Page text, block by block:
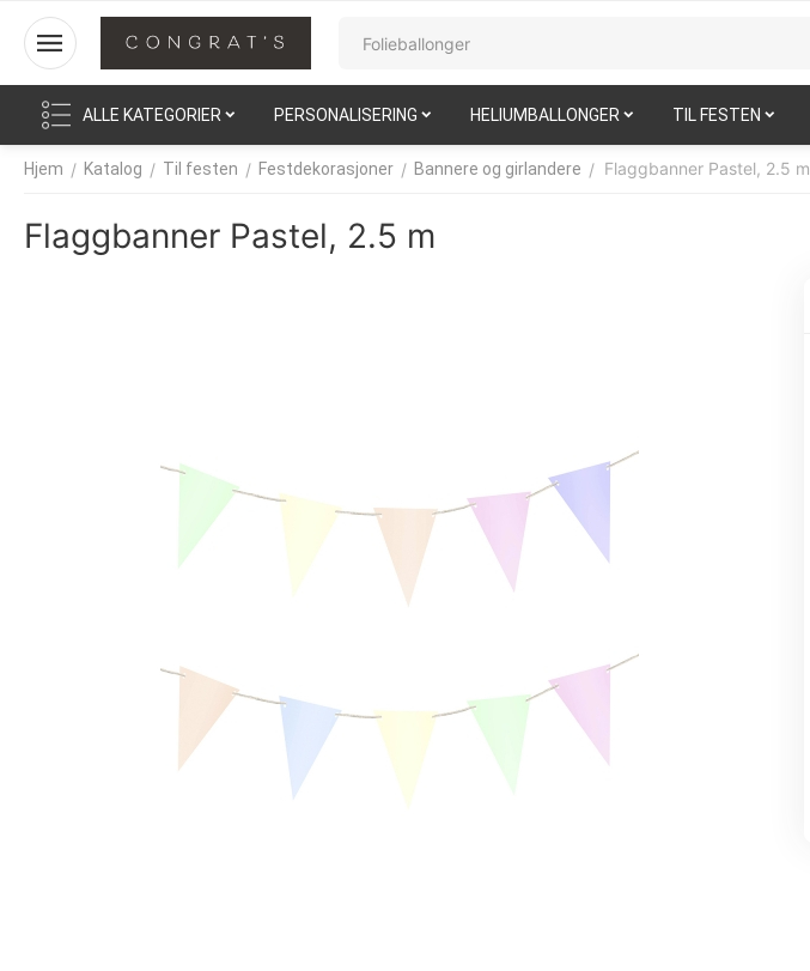
ALLE KATEGORIER PERSONALISERING HELIUMBALLONGER TIL FESTEN
Hjem / Katalog / Til festen / Festdekorasjoner / Bannere og girlandere / Flaggbanner Pastel, 2.5 m
Flaggbanner Pastel, 2.5 m